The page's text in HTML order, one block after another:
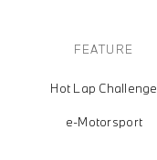
FEATURE
Hot Lap Challenge
e-Motorsport